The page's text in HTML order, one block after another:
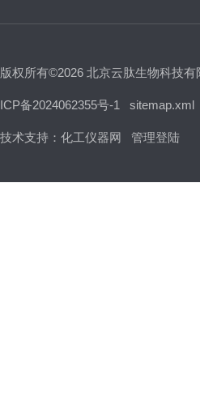
版权所有©2026 北京云肽生物科技
ICP备2024062355号-1 sitemap.xml
技术支持： 化工仪器网 管理登陆